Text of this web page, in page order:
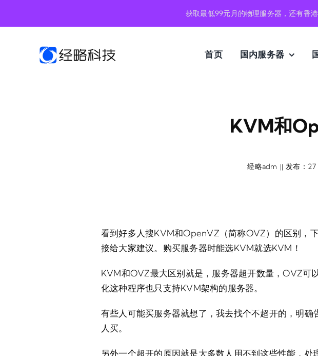
获取最低99元月的物理服务器，还有香
首页 国内服务器
KVM和
经略adm || 发布：27
看到好多人搜KVM和OpenVZ（简称OVZ）的区别，
接给大家建议。购买服务器时能选KVM就选KVM！
KVM和OVZ最大区别就是，服务器超开数量，OVZ可
化这种程序也只支持KVM架构的服务器。
有些人可能买服务器就想了，我去找个不超开的，明
人买。
另外一个超开的原因就是大多数人用不到这些性能，处